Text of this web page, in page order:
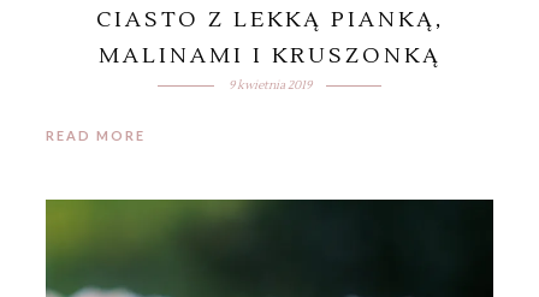
CIASTO Z LEKKĄ PIANKĄ,
MALINAMI I KRUSZONKĄ
9 kwietnia 2019
READ MORE